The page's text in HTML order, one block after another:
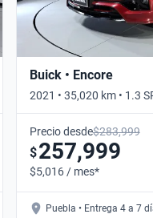
Buick • Encore
2021 • 35,020 km • 1.3
• Automático
Precio desde$283,999
$257,999
$5,016 / mes*
Puebla • Entrega 4 a 7